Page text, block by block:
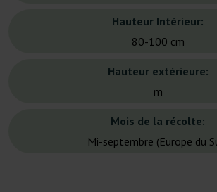
Hauteur Intérieur:
80-100 cm
Hauteur extérieure:
m
Mois de la récolte:
Mi-septembre (Europe du